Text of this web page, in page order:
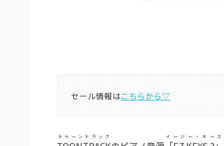
セール情報はこちらから▽
トゥーントラック イージー・キーズ